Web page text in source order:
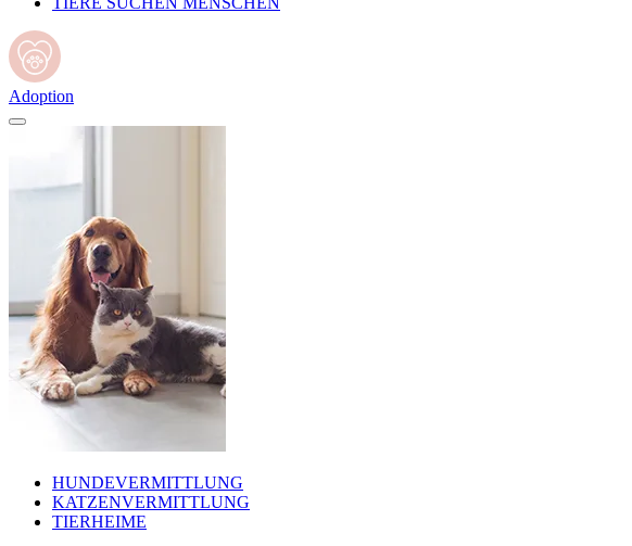
Adoption
HUNDEVERMITTLUNG
KATZENVERMITTLUNG
TIERHEIME